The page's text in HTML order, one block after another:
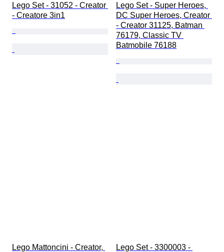
Lego Set - 31052 - Creator
- Creatore 3in1
Lego Set - Super Heroes,
DC Super Heroes, Creator
- Creator 31125, Batman
76179, Classic TV
Batmobile 76188
Lego Mattoncini - Creator,
Lego Set - 3300003 -